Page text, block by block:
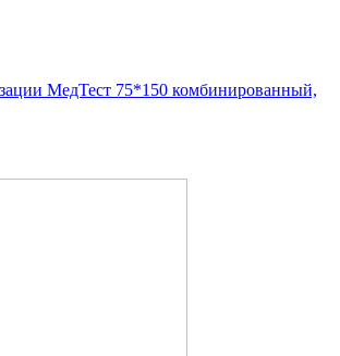
МедТест 75*150 комбинированный,